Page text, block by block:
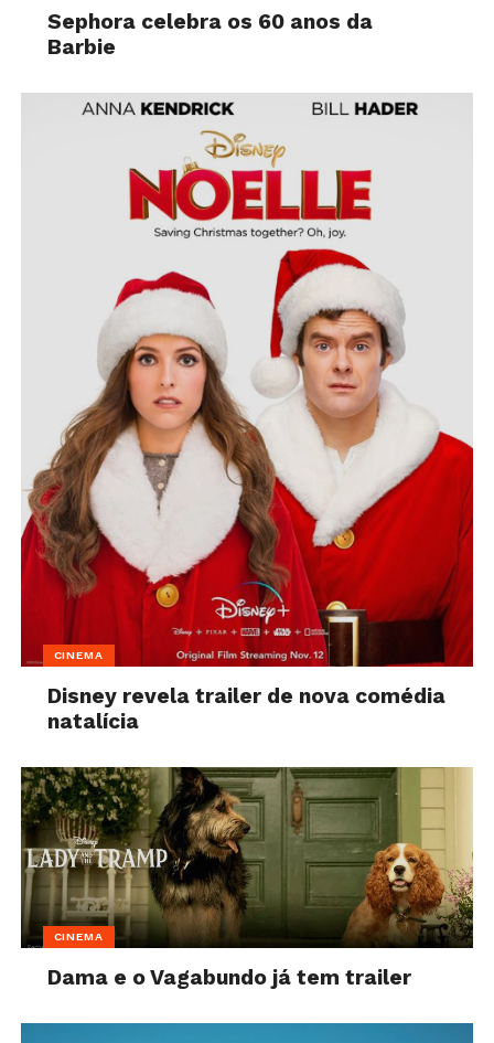
Sephora celebra os 60 anos da
Barbie
CINEMA
Disney revela trailer de nova comédia
natalícia
CINEMA
Dama e o Vagabundo já tem trailer